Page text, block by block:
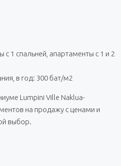
1 спальней, апартаменты с 1 и 2
в год: 300 бат/м2
Lumpini Ville Naklua-
на продажу с ценами и
выбор.